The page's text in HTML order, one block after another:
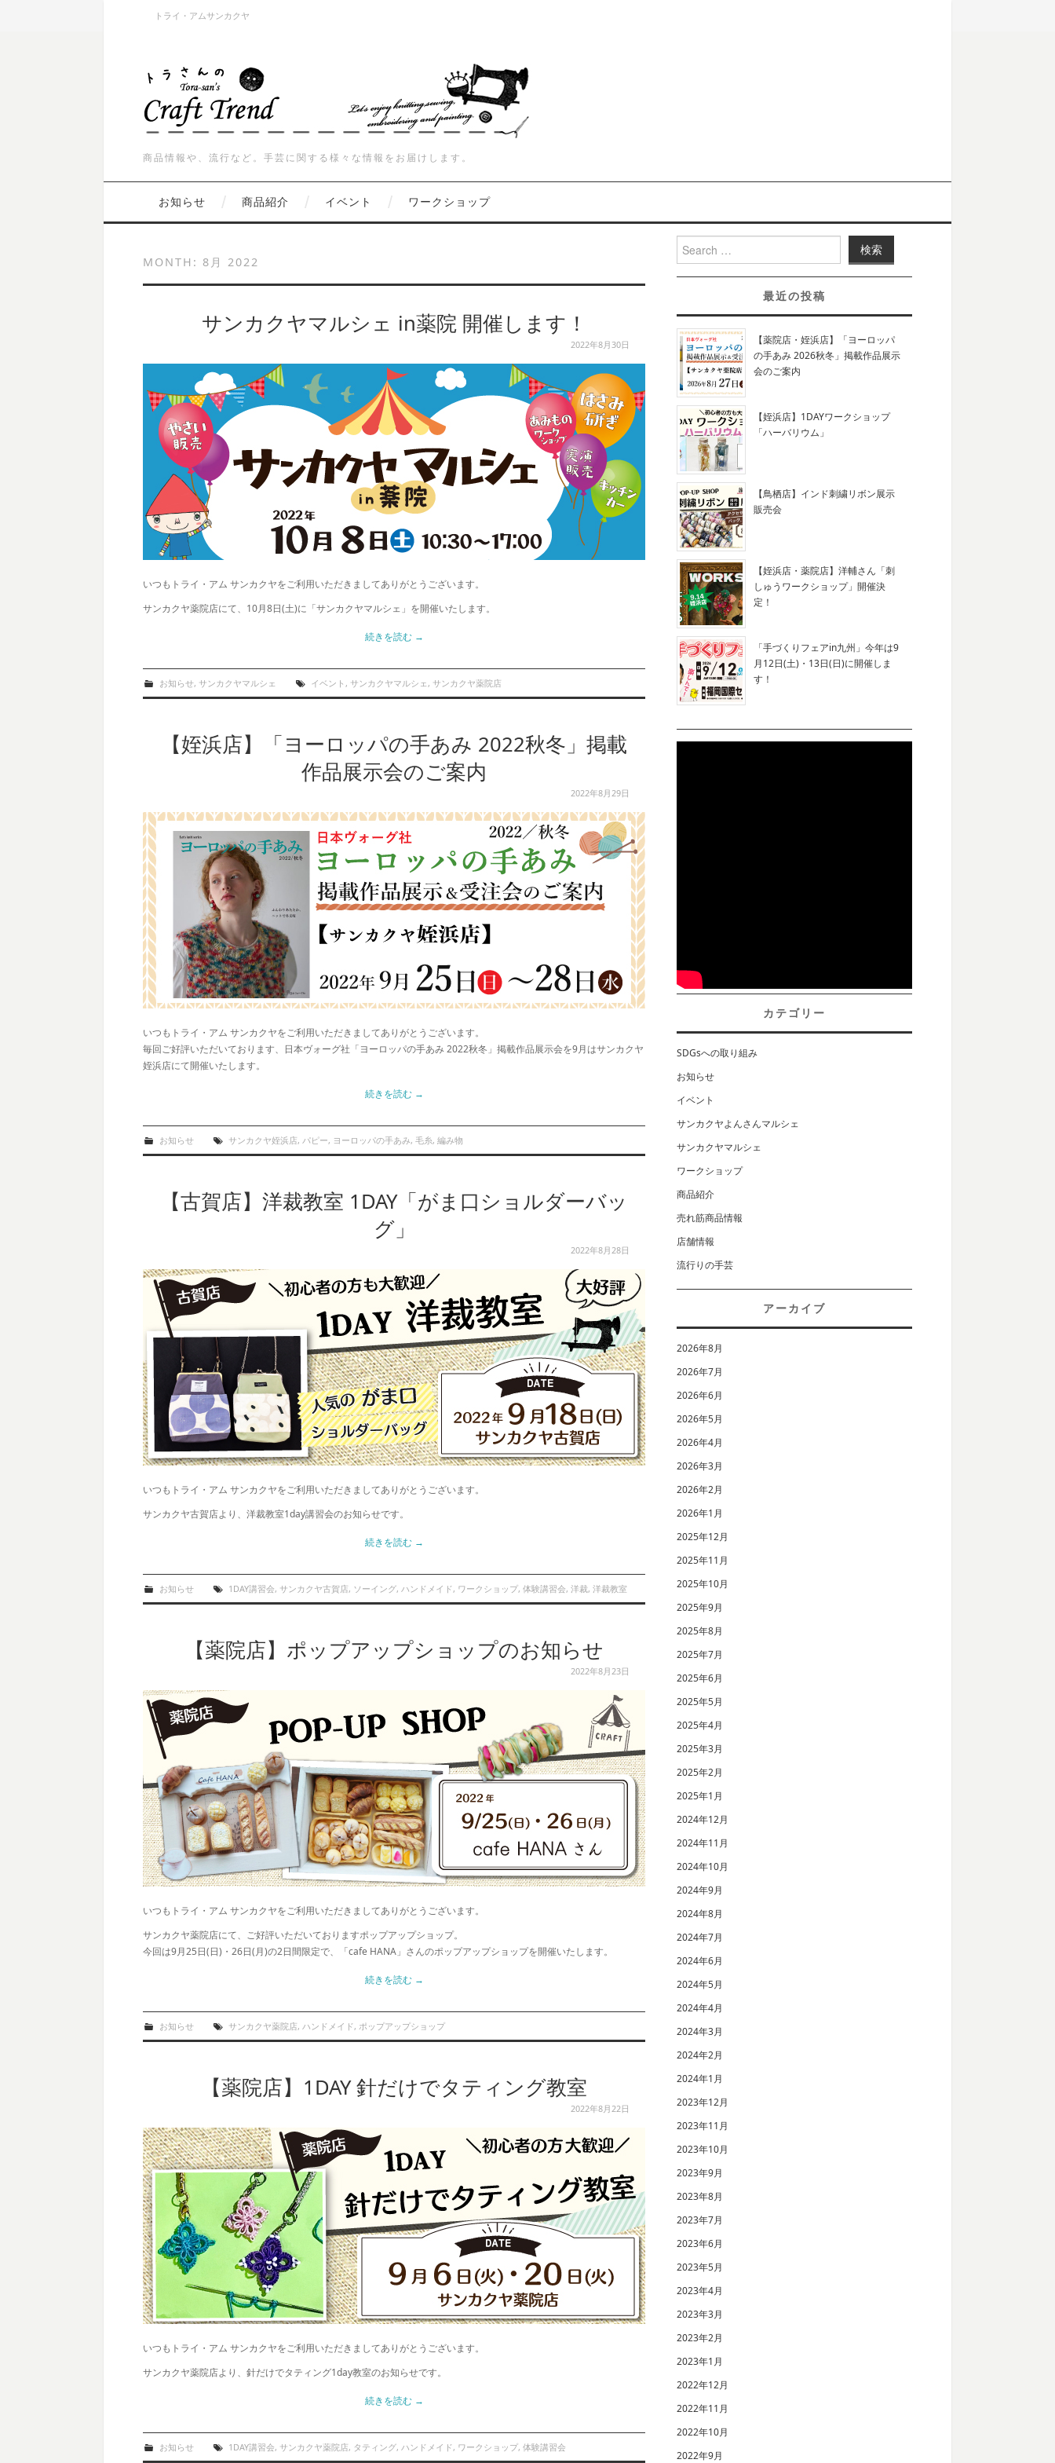
トライ・アムサンカクヤ
商品情報や、流行など。手芸に関する様々な情報をお届けします。
お知らせ 商品紹介 イベント ワークショップ
MONTH: 8月 2022
サンカクヤマルシェ in薬院 開催します！
2022年8月30日
いつもトライ・アム サンカクヤをご利用いただきましてありがとうございます。
サンカクヤ薬院店にて、10月8日(土)に「サンカクヤマルシェ」を開催いたします。
続きを読む →
お知らせ, サンカクヤマルシェ イベント , サンカクヤマルシェ , サンカクヤ薬院店
【姪浜店】「ヨーロッパの手あみ 2022秋冬」掲載
作品展示会のご案内
2022年8月29日
いつもトライ・アム サンカクヤをご利用いただきましてありがとうございます。
毎回ご好評いただいております、日本ヴォーグ社「ヨーロッパの手あみ 2022秋冬」掲載作品展示会を9月はサンカクヤ
姪浜店にて開催いたします。
続きを読む →
お知らせ サンカクヤ姪浜店, パピー, ヨーロッパの手あみ, 毛糸, 編み物
【古賀店】洋裁教室 1DAY「がま口ショルダーバッ
グ」
2022年8月28日
いつもトライ・アム サンカクヤをご利用いただきましてありがとうございます。
サンカクヤ古賀店より、洋裁教室1day講習会のお知らせです。
続きを読む →
お知らせ 1DAY講習会, サンカクヤ古賀店, ソーイング, ハンドメイド, ワークショップ, 体験講習会, 洋裁, 洋裁教室
【薬院店】ポップアップショップのお知らせ
2022年8月23日
いつもトライ・アム サンカクヤをご利用いただきましてありがとうございます。
サンカクヤ薬院店にて、ご好評いただいておりますポップアップショップ。
今回は9月25日(日)・26日(月)の2日間限定で、「cafe HANA」さんのポップアップショップを開催いたします。
続きを読む →
お知らせ サンカクヤ薬院店, ハンドメイド, ポップアップショップ
【薬院店】1DAY 針だけでタティング教室
2022年8月22日
いつもトライ・アム サンカクヤをご利用いただきましてありがとうございます。
サンカクヤ薬院店より、針だけでタティング1day教室のお知らせです。
続きを読む →
お知らせ 1DAY講習会, サンカクヤ薬院店, タティング, ハンドメイド, ワークショップ, 体験講習会
Search for:
最近の投稿
【薬院店・姪浜店】「ヨーロッパ
の手あみ 2026秋冬」掲載作品展示
会のご案内
【姪浜店】1DAYワークショップ
「ハーバリウム」
【鳥栖店】インド刺繍リボン展示
販売会
【姪浜店・薬院店】洋輔さん「刺
しゅうワークショップ」開催決
定！
「手づくりフェアin九州」今年は9
月12日(土)・13日(日)に開催しま
す！
カテゴリー
SDGsへの取り組み
お知らせ
イベント
サンカクヤよんさんマルシェ
サンカクヤマルシェ
ワークショップ
商品紹介
売れ筋商品情報
店舗情報
流行りの手芸
アーカイブ
2026年8月
2026年7月
2026年6月
2026年5月
2026年4月
2026年3月
2026年2月
2026年1月
2025年12月
2025年11月
2025年10月
2025年9月
2025年8月
2025年7月
2025年6月
2025年5月
2025年4月
2025年3月
2025年2月
2025年1月
2024年12月
2024年11月
2024年10月
2024年9月
2024年8月
2024年7月
2024年6月
2024年5月
2024年4月
2024年3月
2024年2月
2024年1月
2023年12月
2023年11月
2023年10月
2023年9月
2023年8月
2023年7月
2023年6月
2023年5月
2023年4月
2023年3月
2023年2月
2023年1月
2022年12月
2022年11月
2022年10月
2022年9月